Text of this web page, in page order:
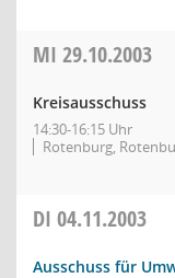
MI 29.10.2003
Kreisausschuss
14:30-16:15 Uhr
Rotenburg,
DI 04.11.2003
Ausschuss für